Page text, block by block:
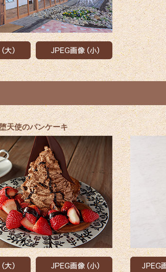
天使のパンケーキ